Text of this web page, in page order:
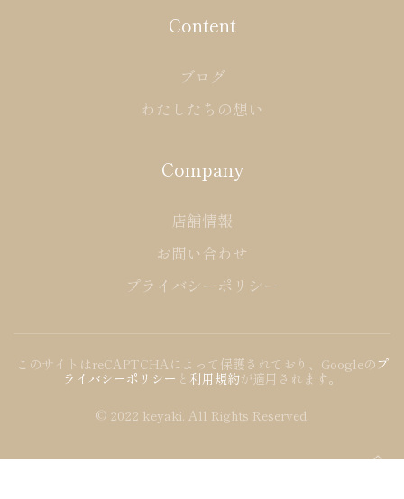
Content
ブログ
わたしたちの想い
Company
店舗情報
お問い合わせ
プライバシーポリシー
このサイトはreCAPTCHAによって保護されており、Googleの プ
ライバシーポリシー と 利用規約が適用されます。
© 2022 keyaki. All Rights Reserved.